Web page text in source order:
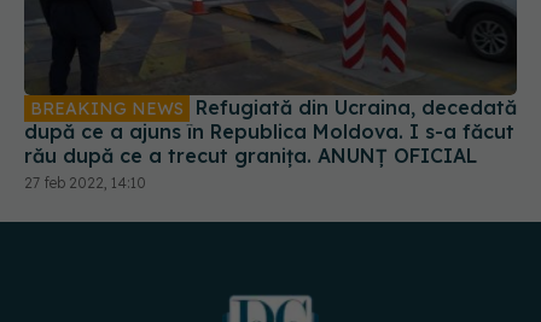
BREAKING NEWS Refugiată din Ucraina, decedată
după ce a ajuns în Republica Moldova. I s-a făcut
rău după ce a trecut granița. ANUNȚ OFICIAL
27 feb 2022, 14:10
URMĂREȘTE-NE PE: